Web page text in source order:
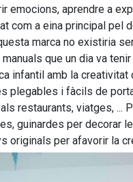
emocions, aprendre a
com a eina principal pel
marca no existiria
que un dia va
infantil amb la
plegables i fàcils de
restaurants, viatges, ...
guinardes per decorar
originals per afavorir la